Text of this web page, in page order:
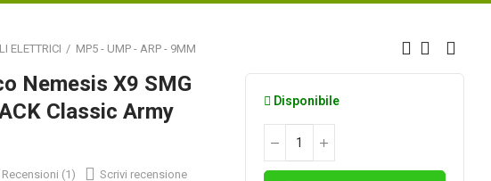
ELETTRICI MP5 - UMP - ARP - 9MM
Nemesis X9 SMG
Classic Army
Recensioni (1) Scrivi recensione
Disponibile